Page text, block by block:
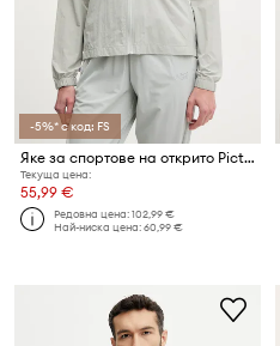
-5%* с код: FS
Яке за спортове на открито Picture Scale
Текуща цена:
55,99 €
Редовна цена:102,99 €
Най-ниска цена:60,99 €